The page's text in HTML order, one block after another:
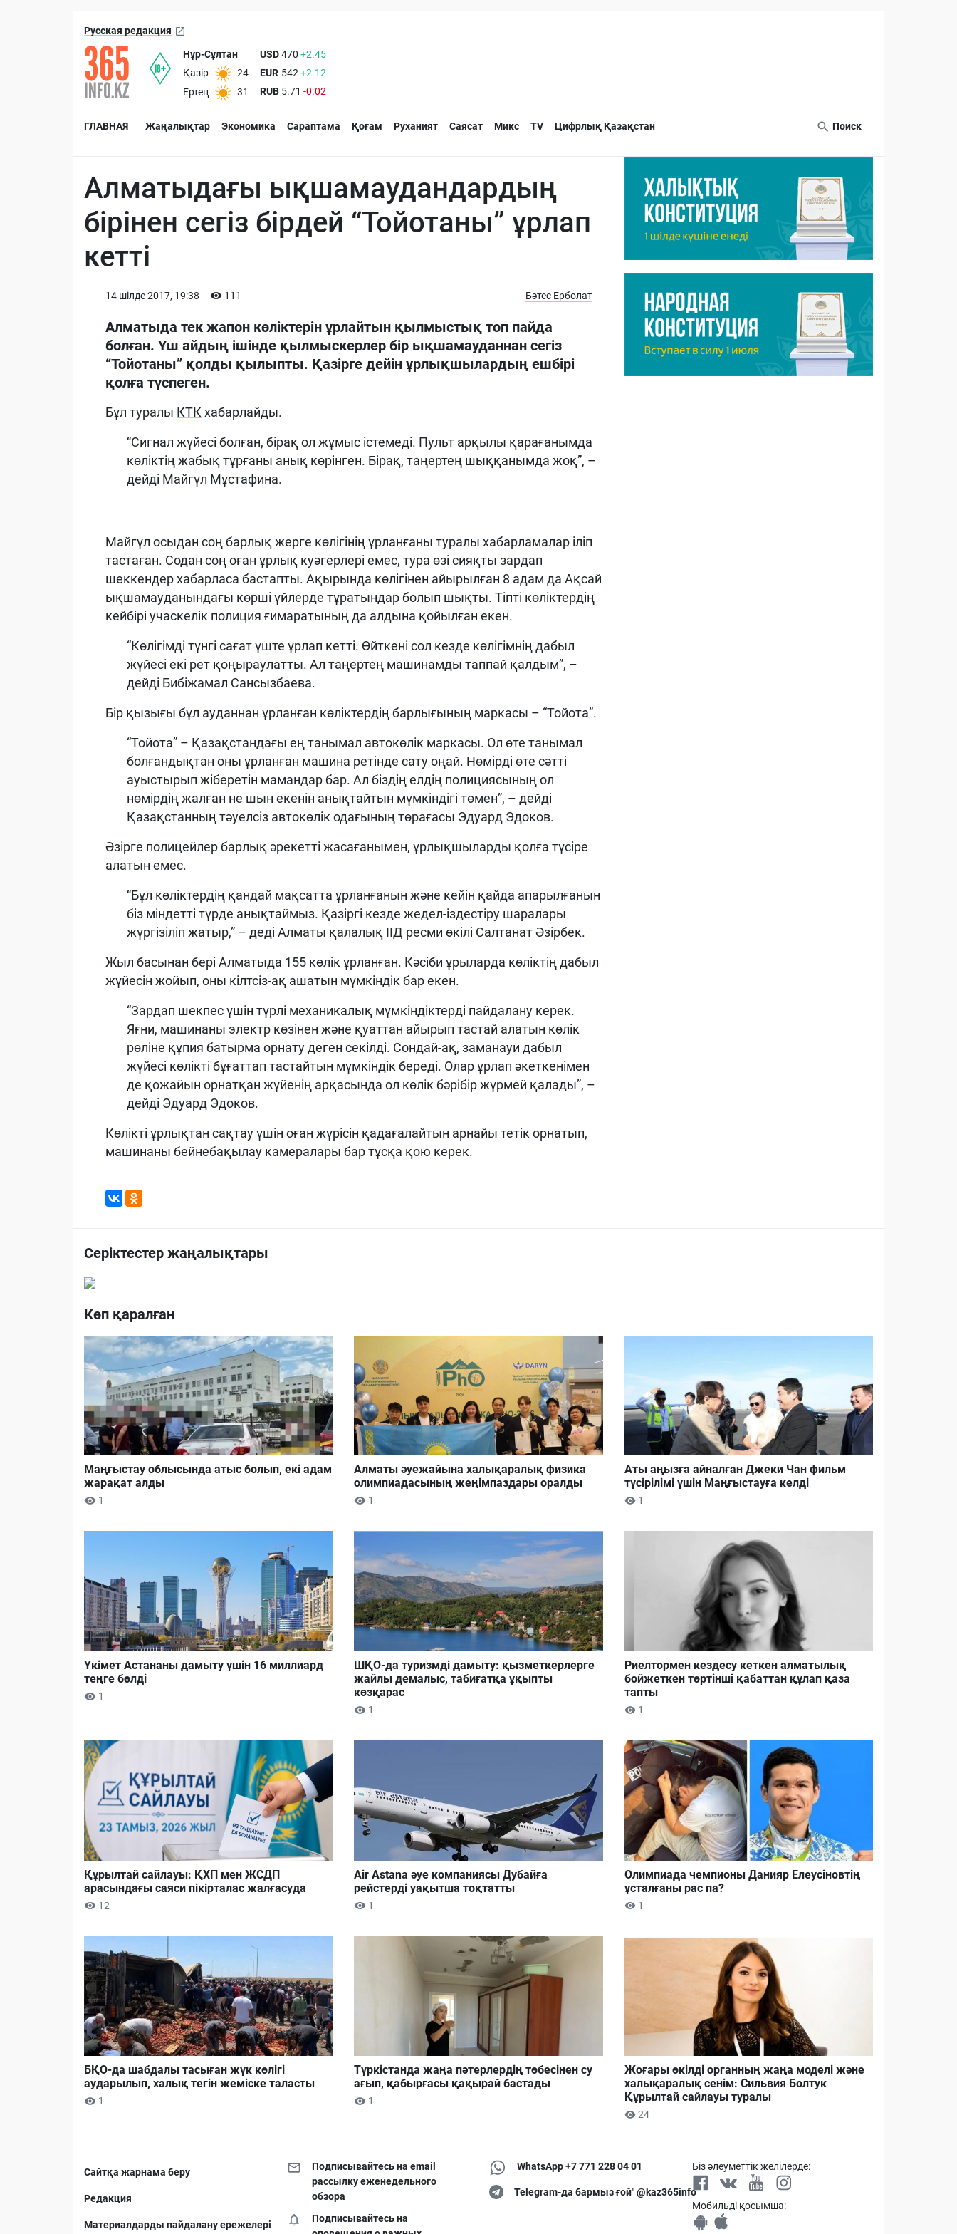
Русская редакция
Нұр-Сұлтан
Қазір
24
Ертең
31
USD470 +2.45
EUR 542 +2.12
RUB 5.71 -0.02
ГЛАВНАЯ Жаңалықтар Экономика Сараптама Қоғам Руханият Саясат Микс TV Цифрлық Қазақстан Поиск
Алматыдағы ықшамаудандардың
бірінен сегіз бірдей “Тойотаны” ұрлап
кетті
14 шiлде 2017, 19:38 111 Бәтес Ерболат
Алматыда тек жапон көліктерін ұрлайтын қылмыстық топ пайда
болған. Үш айдың ішінде қылмыскерлер бір ықшамауданнан сегіз
“Тойотаны” қолды қылыпты. Қазірге дейін ұрлықшылардың ешбірі
қолға түспеген.
Бұл туралы КТК хабарлайды.
“Сигнал жүйесі болған, бірақ ол жұмыс істемеді. Пульт арқылы қарағанымда
көліктің жабық тұрғаны анық көрінген. Бірақ, таңертең шыққанымда жоқ”, –
дейді Майгүл Мұстафина.
Майгүл осыдан соң барлық жерге көлігінің ұрланғаны туралы хабарламалар іліп
тастаған. Содан соң оған ұрлық куәгерлері емес, тура өзі сияқты зардап
шеккендер хабарласа бастапты. Ақырында көлігінен айырылған 8 адам да Ақсай
ықшамауданындағы көрші үйлерде тұратындар болып шықты. Тіпті көліктердің
кейбірі учаскелік полиция ғимаратының да алдына қойылған екен.
“Көлігімді түнгі сағат үште ұрлап кетті. Өйткені сол кезде көлігімнің дабыл
жүйесі екі рет қоңыраулатты. Ал таңертең машинамды таппай қалдым”, –
дейді Бибіжамал Сансызбаева.
Бір қызығы бұл ауданнан ұрланған көліктердің барлығының маркасы – “Тойота”.
“Тойота” – Қазақстандағы ең танымал автокөлік маркасы. Ол өте танымал
болғандықтан оны ұрланған машина ретінде сату оңай. Нөмірді өте сәтті
ауыстырып жіберетін мамандар бар. Ал біздің елдің полициясының ол
нөмірдің жалған не шын екенін анықтайтын мүмкіндігі төмен”, – дейді
Қазақстанның тәуелсіз автокөлік одағының төрағасы Эдуард Эдоков.
Әзірге полицейлер барлық әрекетті жасағанымен, ұрлықшыларды қолға түсіре
алатын емес.
“Бұл көліктердің қандай мақсатта ұрланғанын және кейін қайда апарылғанын
біз міндетті түрде анықтаймыз. Қазіргі кезде жедел-іздестіру шаралары
жүргізіліп жатыр,” – деді Алматы қалалық ІІД ресми өкілі Салтанат Әзірбек.
Жыл басынан бері Алматыда 155 көлік ұрланған. Кәсіби ұрыларда көліктің дабыл
жүйесін жойып, оны кілтсіз-ақ ашатын мүмкіндік бар екен.
“Зардап шекпес үшін түрлі механикалық мүмкіндіктерді пайдалану керек.
Яғни, машинаны электр көзінен және қуаттан айырып тастай алатын көлік
рөліне құпия батырма орнату деген секілді. Сондай-ақ, заманауи дабыл
жүйесі көлікті бұғаттап тастайтын мүмкіндік береді. Олар ұрлап әкеткенімен
де қожайын орнатқан жүйенің арқасында ол көлік бәрібір жүрмей қалады”, –
дейді Эдуард Эдоков.
Көлікті ұрлықтан сақтау үшін оған жүрісін қадағалайтын арнайы тетік орнатып,
машинаны бейнебақылау камералары бар тұсқа қою керек.
Серіктестер жаңалықтары
Көп қаралған
Маңғыстау облысында атыс болып, екі адам
жарақат алды
1
Алматы әуежайына халықаралық физика
олимпиадасының жеңімпаздары оралды
1
Аты аңызға айналған Джеки Чан фильм
түсірілімі үшін Маңғыстауға келді
1
Үкімет Астананы дамыту үшін 16 миллиард
теңге бөлді
1
ШҚО-да туризмді дамыту: қызметкерлерге
жайлы демалыс, табиғатқа ұқыпты
көзқарас
1
Риелтормен кездесу кеткен алматылық
бойжеткен төртінші қабаттан құлап қаза
тапты
1
Құрылтай сайлауы: ҚХП мен ЖСДП
арасындағы саяси пікірталас жалғасуда
12
Air Astana әуе компаниясы Дубайға
рейстерді уақытша тоқтатты
1
Олимпиада чемпионы Данияр Елеусіновтің
ұсталғаны рас па?
1
БҚО-да шабдалы тасыған жүк көлігі
аударылып, халық тегін жеміске таласты
1
Түркістанда жаңа пәтерлердің төбесінен су
ағып, қабырғасы қақырай бастады
1
Жоғары өкілді органның жаңа моделі және
халықаралық сенім: Сильвия Болтук
Құрылтай сайлауы туралы
24
Сайтқа жарнама беру
Редакция
Материалдарды пайдалану ережелері
Подписывайтесь на email
рассылку еженедельного
обзора
Подписывайтесь на
WhatsApp +7 771 228 04 01
Telegram-да бармыз ғой" @kaz365info
Біз әлеуметтік желілерде:
Мобильді қосымша: